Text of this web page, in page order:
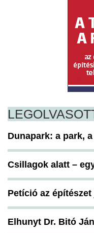
Dunapark: a park,
Csillagok alatt –
Petíció az
Elhunyt Dr. Bitó